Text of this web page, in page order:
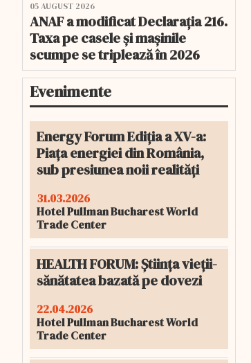
05 AUGUST 2026
ANAF a modificat Declarația 216.
Taxa pe casele și mașinile
scumpe se triplează în 2026
Evenimente
Energy Forum Ediția a XV-a:
Piața energiei din România,
sub presiunea noii realități
31.03.2026
Hotel Pullman Bucharest World
Trade Center
HEALTH FORUM: Știința vieții-
sănătatea bazată pe dovezi
22.04.2026
Hotel Pullman Bucharest World
Trade Center